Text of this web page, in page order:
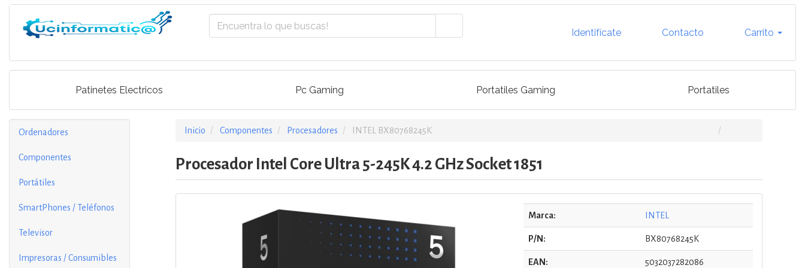
Identifícate Contacto Carrito
Patinetes Electricos Pc Gaming Portatiles Gaming Portatiles
Ordenadores
Componentes
Portátiles
SmartPhones / Teléfonos
Televisor
Impresoras / Consumibles
Inicio Componentes Procesadores INTEL BX80768245K
Procesador Intel Core Ultra 5-245K 4.2 GHz Socket 1851
Marca: INTEL
P/N: BX80768245K
EAN: 5032037282086